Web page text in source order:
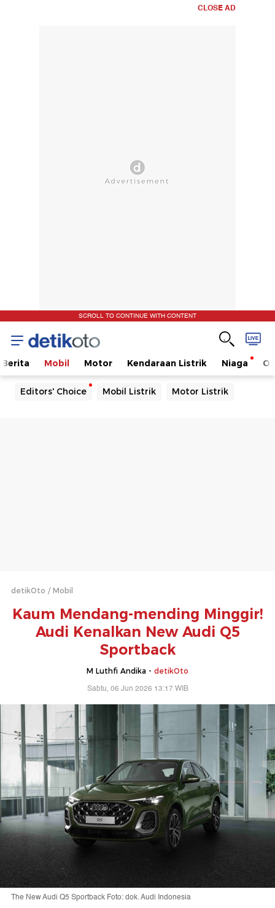
CLOSE AD
SCROLL TO CONTINUE WITH CONTENT
Berita Mobil Motor Kendaraan Listrik Niaga
Editors' Choice Mobil Listrik Motor Listrik
detikOto Mobil
Kaum Mendang-mending Minggir!
Audi Kenalkan New Audi Q5
Sportback
M Luthfi Andika - detikOto
Sabtu, 06 Jun 2026 13:17 WIB
The New Audi Q5 Sportback Foto: dok. Audi Indonesia